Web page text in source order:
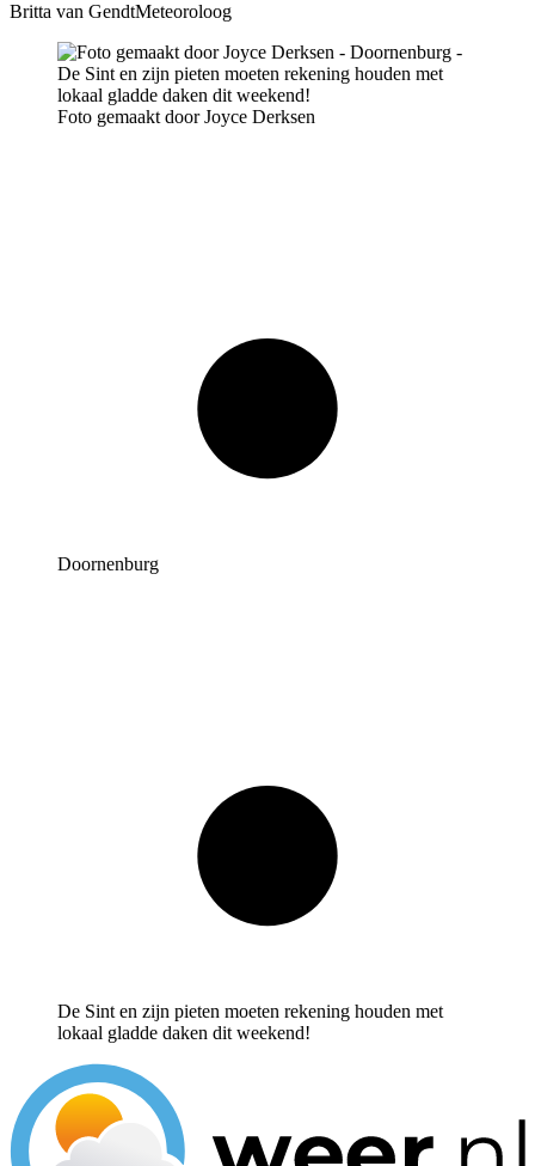
Britta van GendtMeteoroloog
Foto gemaakt door Joyce Derksen
Doornenburg
De Sint en zijn pieten moeten rekening houden met
lokaal gladde daken dit weekend!